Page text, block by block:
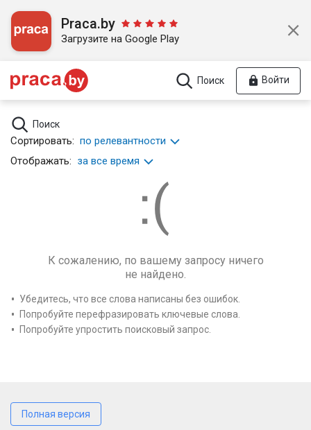
Praca.by
Загрузите на Google Play
Поиск Войти
Поиск
Сортировать: по релевантности
Отображать: за все время
К сожалению, по вашему запросу ничего
не найдено.
Убедитесь, что все слова написаны без ошибок.
Попробуйте перефразировать ключевые слова.
Попробуйте упростить поисковый запрос.
Полная версия